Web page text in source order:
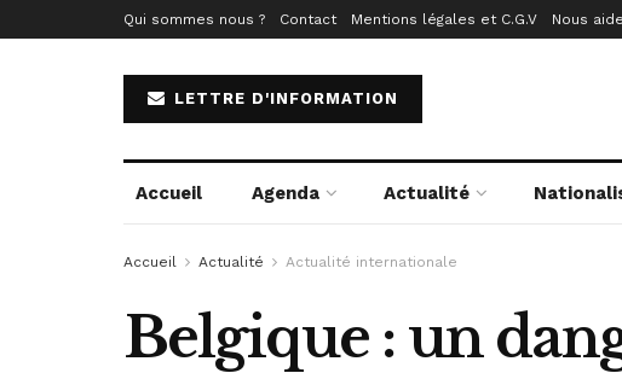
Qui sommes nous ? Contact Mentions légales et C.G.V Nous
LETTRE D'INFORMATION
Accueil Agenda Actualité
Accueil Actualité Actualité internationale
Belgique : un